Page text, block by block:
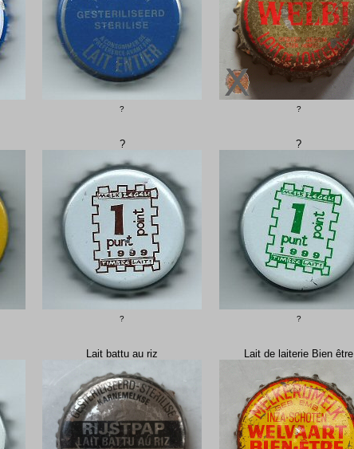
? ?
?
?
?
?
Lait battu au riz Lait de laiterie Bien être